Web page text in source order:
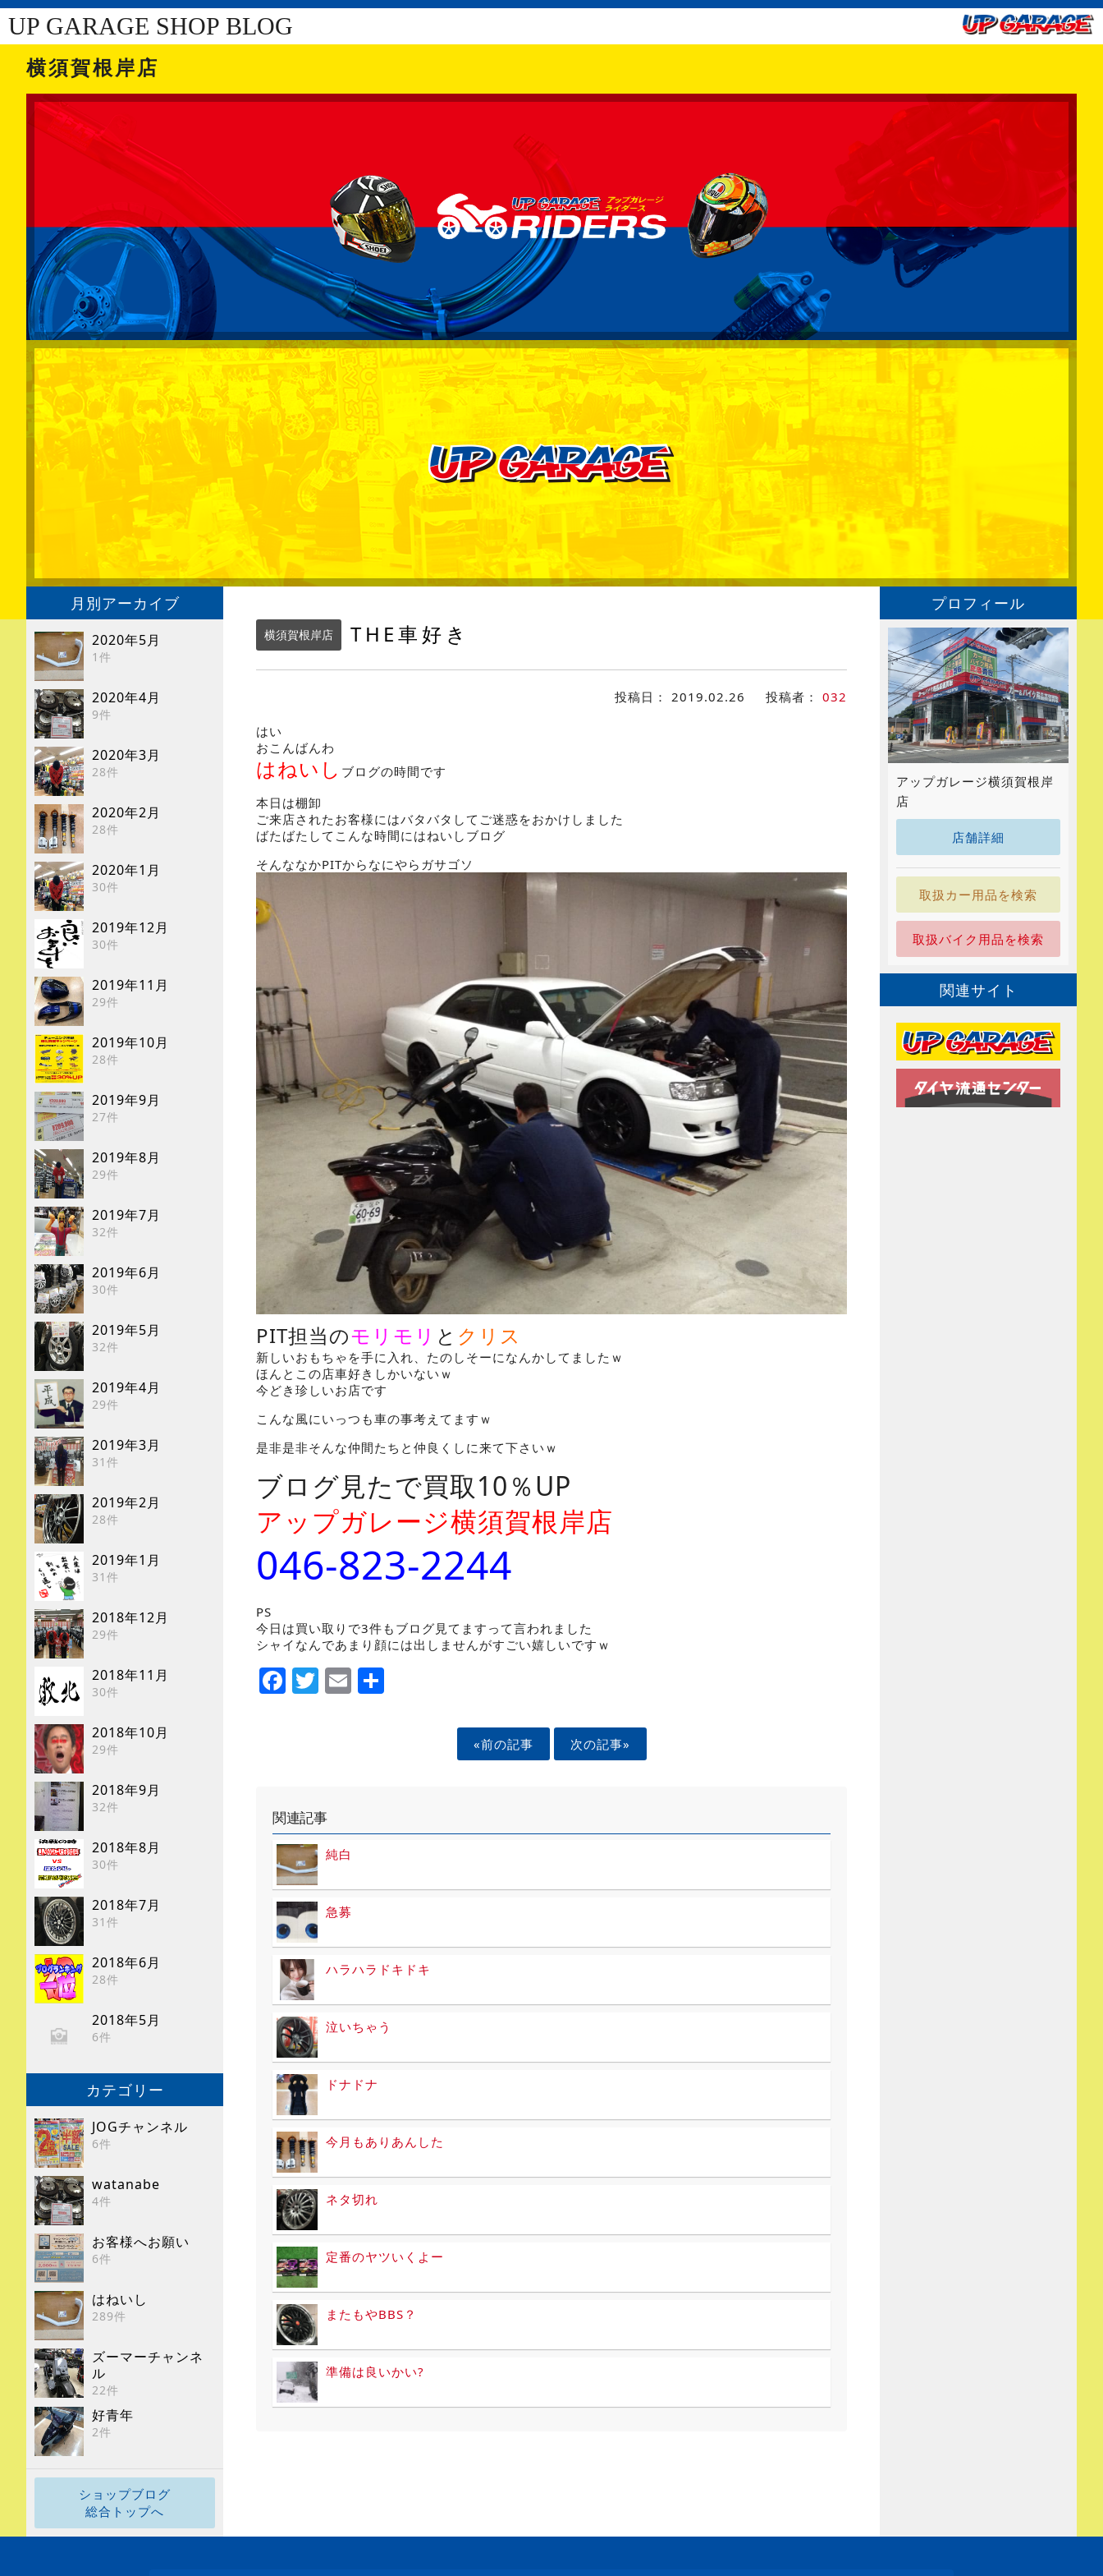
UP GARAGE SHOP BLOG
横須賀根岸店
月別アーカイブ
2020年5月
1件
2020年4月
9件
2020年3月
28件
2020年2月
28件
2020年1月
30件
2019年12月
30件
2019年11月
29件
2019年10月
28件
2019年9月
27件
2019年8月
29件
2019年7月
32件
2019年6月
30件
2019年5月
32件
2019年4月
29件
2019年3月
31件
2019年2月
28件
2019年1月
31件
2018年12月
29件
2018年11月
30件
2018年10月
29件
2018年9月
32件
2018年8月
30件
2018年7月
31件
2018年6月
28件
2018年5月
6件
カテゴリー
JOGチャンネル
6件
watanabe
4件
お客様へお願い
6件
はねいし
289件
ズーマーチャンネ
ル
22件
好青年
2件
ショップブログ
総合トップへ
横須賀根岸店 THE車好き
投稿日： 2019.02.26 投稿者： 032
はい
おこんばんわ
はねいし ブログの時間です
本日は棚卸
ご来店されたお客様にはバタバタしてご迷惑をおかけしました
ばたばたしてこんな時間にはねいしブログ
そんななかPITからなにやらガサゴソ
PIT担当のモリモリ と クリス
新しいおもちゃを手に入れ、たのしそーになんかしてましたｗ
ほんとこの店車好きしかいないｗ
今どき珍しいお店です
こんな風にいっつも車の事考えてますｗ
是非是非そんな仲間たちと仲良くしに来て下さいｗ
ブログ見たで買取10％UP
アップガレージ横須賀根岸店
046-823-2244
PS
今日は買い取りで3件もブログ見てますって言われました
シャイなんであまり顔には出しませんがすごい嬉しいですｗ
Facebook
Twitter
Email
«前の記事 次の記事»
関連記事
純白
急募
ハラハラドキドキ
泣いちゃう
ドナドナ
今月もありあんした
ネタ切れ
定番のヤツいくよー
またもやBBS？
準備は良いかい?
プロフィール
アップガレージ横須賀根岸
店
店舗詳細
取扱カー用品を検索
取扱バイク用品を検索
関連サイト